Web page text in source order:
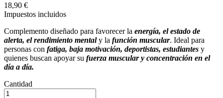
18,90 €
Impuestos incluidos
Complemento diseñado para favorecer la energía, el estado de
alerta, el rendimiento mental y la función muscular. Ideal para
personas con fatiga, baja motivación, deportistas, estudiantes y
quienes buscan apoyar su fuerza muscular y concentración en el
día a día.
Cantidad